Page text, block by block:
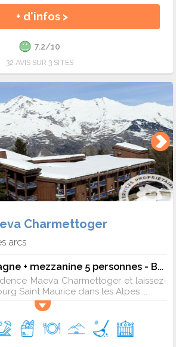
+ d'infos >
7.2/10
32 AVIS SUR 3 SITES
Charmettoger
arcs
Studio vue montagne + mezzanine 5 personnes - Budget
Maeva Charmettoger et laissez-
Saint Maurice dans les Alpes ...